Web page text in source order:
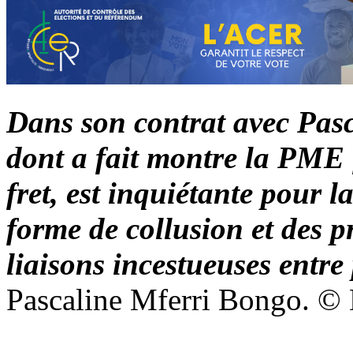
Dans son contrat avec
dont a fait montre la PME
fret, est inquiétante pour
forme de collusion et des
liaisons incestueuses
Pascaline Mferri Bongo. ©